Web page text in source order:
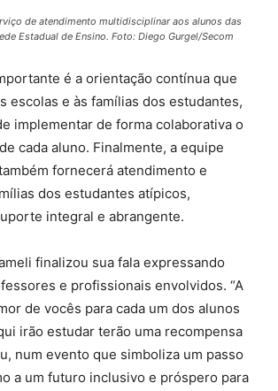
de atendimento multidisciplinar aos alunos das
Estadual de Ensino. Foto: Diego Gurgel/Secom
é a orientação contínua que
escolas e às famílias dos estudantes,
implementar de forma colaborativa o
cada aluno. Finalmente, a equipe
fornecerá atendimento e
dos estudantes atípicos,
integral e abrangente.
finalizou sua fala expressando
e profissionais envolvidos. “A
de vocês para cada um dos alunos
irão estudar terão uma recompensa
num evento que simboliza um passo
a um futuro inclusivo e próspero para